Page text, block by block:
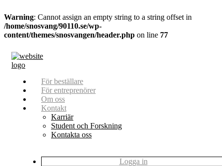
Warning: Cannot assign an empty string to a string offset in
/home/snosvang/90110.se/wp-
content/themes/snosvangen/header.php on line 77
För beställare
För entreprenörer
Om oss
Kontakt
Karriär
Student och Forskning
Kontakta oss
Logga in